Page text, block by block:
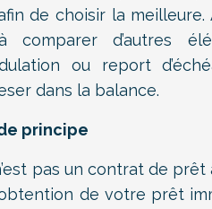
de choisir la meilleure.
comparer d’autres
ou report
dans la balance.
principe
pas un contrat de
de votre prêt